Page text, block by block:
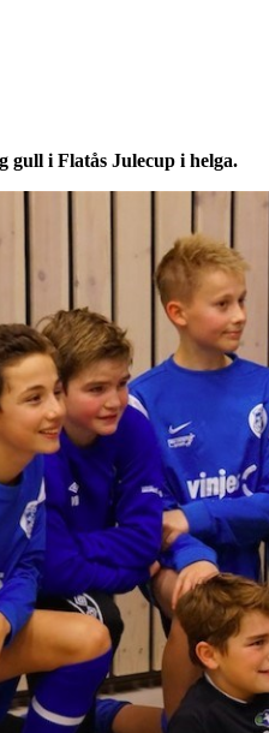
gull i Flatås Julecup i helga.